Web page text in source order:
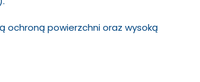
ochroną powierzchni oraz wysoką